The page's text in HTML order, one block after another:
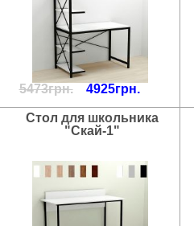
5473грн. 4925грн.
Стол для школьника
"Скай-1"